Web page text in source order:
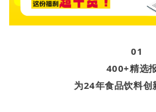
01
400+精选
为24年食品饮料创